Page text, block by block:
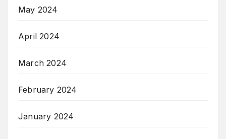
May 2024
April 2024
March 2024
February 2024
January 2024